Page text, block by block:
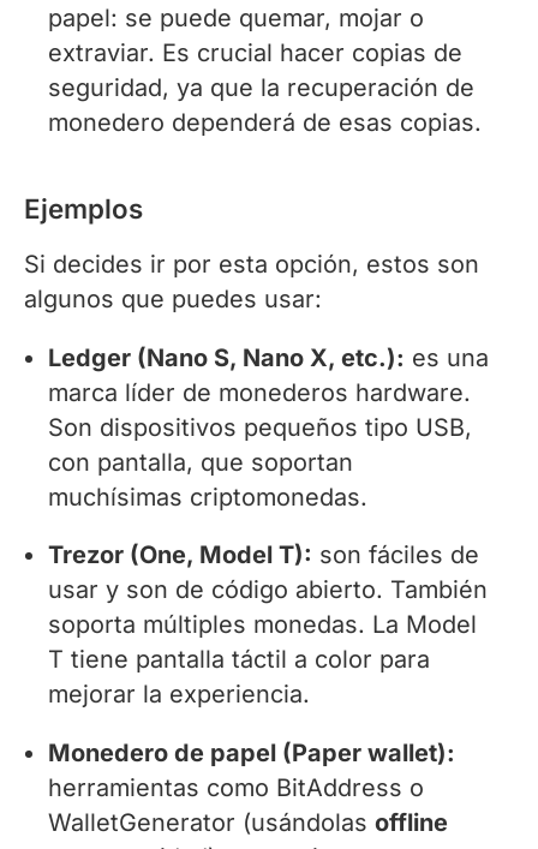
papel: se puede quemar, mojar o
extraviar. Es crucial hacer copias de
seguridad, ya que la recuperación de
monedero dependerá de esas copias.
Ejemplos
Si decides ir por esta opción, estos son
algunos que puedes usar:
Ledger (Nano S, Nano X, etc.): es una
marca líder de monederos hardware.
Son dispositivos pequeños tipo USB,
con pantalla, que soportan
muchísimas criptomonedas.
Trezor (One, Model T): son fáciles de
usar y son de código abierto. También
soporta múltiples monedas. La Model
T tiene pantalla táctil a color para
mejorar la experiencia.
Monedero de papel (Paper wallet):
herramientas como BitAddress o
WalletGenerator (usándolas offline